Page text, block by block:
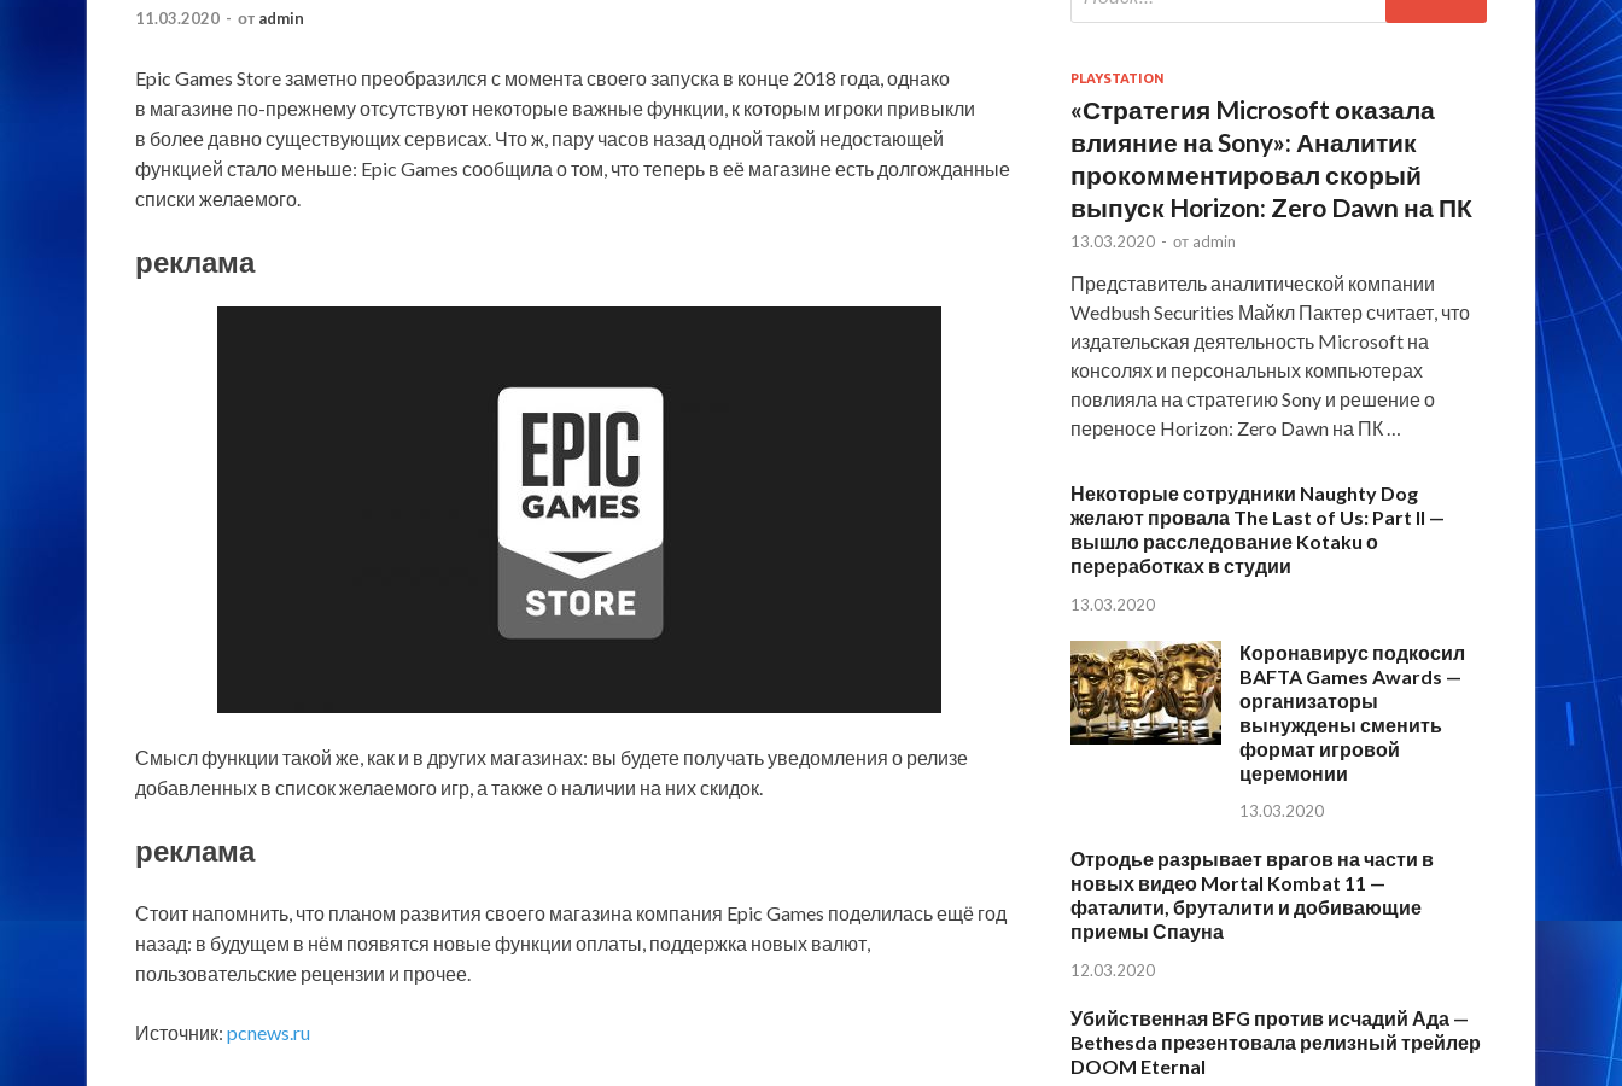
11.03.2020 - от admin
Epic Games Store заметно преобразился с момента своего запуска в конце 2018 года, однако
в магазине по-прежнему отсутствуют некоторые важные функции, к которым игроки привыкли
в более давно существующих сервисах. Что ж, пару часов назад одной такой недостающей
функцией стало меньше: Epic Games сообщила о том, что теперь в её магазине есть долгожданные
списки желаемого.
реклама
Смысл функции такой же, как и в других магазинах: вы будете получать уведомления о релизе
добавленных в список желаемого игр, а также о наличии на них скидок.
реклама
Стоит напомнить, что планом развития своего магазина компания Epic Games поделилась ещё год
назад: в будущем в нём появятся новые функции оплаты, поддержка новых валют,
пользовательские рецензии и прочее.
Источник: pcnews.ru
PLAYSTATION
«Стратегия Microsoft оказала
влияние на Sony»: Аналитик
прокомментировал скорый
выпуск Horizon: Zero Dawn на ПК
13.03.2020 - от admin
Представитель аналитической компании
Wedbush Securities Майкл Пактер считает, что
издательская деятельность Microsoft на
консолях и персональных компьютерах
повлияла на стратегию Sony и решение о
переносе Horizon: Zero Dawn на ПК …
Некоторые сотрудники Naughty Dog
желают провала The Last of Us: Part II —
вышло расследование Kotaku о
переработках в студии
13.03.2020
Коронавирус подкосил
BAFTA Games Awards —
организаторы
вынуждены сменить
формат игровой
церемонии
13.03.2020
Отродье разрывает врагов на части в
новых видео Mortal Kombat 11 —
фаталити, бруталити и добивающие
приемы Спауна
12.03.2020
Убийственная BFG против исчадий Ада —
Bethesda презентовала релизный трейлер
DOOM Eternal